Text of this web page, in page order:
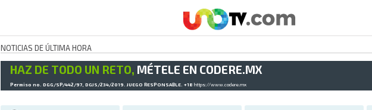
NOTICIAS DE ÚLTIMA HORA
HAZ DE TODO UN RETO, MÉTELE EN CODERE.MX
Permiso no. DGG/SP/442/97, DGJS/234/2019. JUEGO RESPONSABLE. +18 https://www.codere.mx